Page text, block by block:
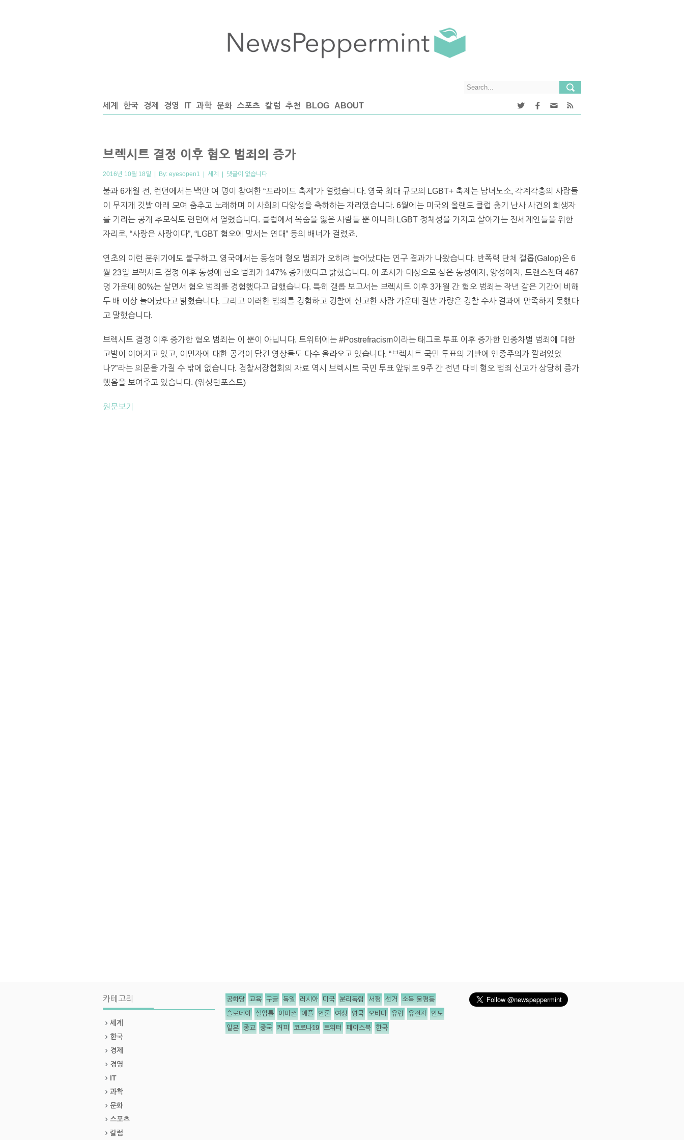
세계 한국 경제 경영 IT 과학 문화 스포츠 칼럼 추천 BLOG ABOUT
브렉시트 결정 이후 혐오 범죄의 증가
2016년 10월 18일 | By: eyesopen1 | 세계 | 댓글이 없습니다
불과 6개월 전, 런던에서는 백만 여 명이 참여한 “프라이드 축제”가 열렸습니다. 영국 최대 규모의 LGBT+ 축제는 남녀노소, 각계각층의 사람들
이 무지개 깃발 아래 모여 춤추고 노래하며 이 사회의 다양성을 축하하는 자리였습니다. 6월에는 미국의 올랜도 클럽 총기 난사 사건의 희생자
를 기리는 공개 추모식도 런던에서 열렸습니다. 클럽에서 목숨을 잃은 사람들 뿐 아니라 LGBT 정체성을 가지고 살아가는 전세계인들을 위한
자리로, “사랑은 사랑이다”, “LGBT 혐오에 맞서는 연대” 등의 배너가 걸렸죠.
연초의 이런 분위기에도 불구하고, 영국에서는 동성애 혐오 범죄가 오히려 늘어났다는 연구 결과가 나왔습니다. 반폭력 단체 갤롭(Galop)은 6
월 23일 브렉시트 결정 이후 동성애 혐오 범죄가 147% 증가했다고 밝혔습니다. 이 조사가 대상으로 삼은 동성애자, 양성애자, 트랜스젠더 467
명 가운데 80%는 살면서 혐오 범죄를 경험했다고 답했습니다. 특히 갤롭 보고서는 브렉시트 이후 3개월 간 혐오 범죄는 작년 같은 기간에 비해
두 배 이상 늘어났다고 밝혔습니다. 그리고 이러한 범죄를 경험하고 경찰에 신고한 사람 가운데 절반 가량은 경찰 수사 결과에 만족하지 못했다
고 말했습니다.
브렉시트 결정 이후 증가한 혐오 범죄는 이 뿐이 아닙니다. 트위터에는 #Postrefracism이라는 태그로 투표 이후 증가한 인종차별 범죄에 대한
고발이 이어지고 있고, 이민자에 대한 공격이 담긴 영상들도 다수 올라오고 있습니다. “브렉시트 국민 투표의 기반에 인종주의가 깔려있었
나?”라는 의문을 가질 수 밖에 없습니다. 경찰서장협회의 자료 역시 브렉시트 국민 투표 앞뒤로 9주 간 전년 대비 혐오 범죄 신고가 상당히 증가
했음을 보여주고 있습니다. (워싱턴포스트)
원문보기
카테고리
세계
한국
경제
경영
IT
과학
문화
스포츠
칼럼
공화당 교육 구글 독일 러시아 미국 분리독립 서평 선거 소득 불평등
슬로데이 실업률 아마존 애플 언론 여성 영국 오바마 유럽 유전자 인도
일본 종교 중국 커피 코로나19 트위터 페이스북 한국